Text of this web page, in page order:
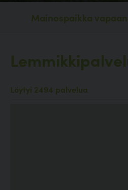
Mainospaikka
Löytyi 2494 palvelua